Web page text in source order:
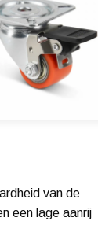
van de
een lage aanrij